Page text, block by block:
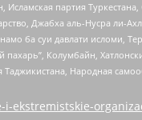
партия
Джабха аль-Нусра
ба суи давлати исломи,
пахарь”, Колумбайн,
Народная
ekstremistskie-